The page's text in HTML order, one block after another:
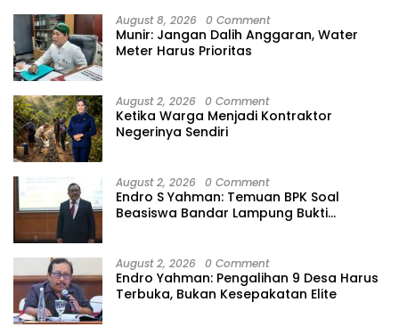
August 8, 2026 0 Comment
Munir: Jangan Dalih Anggaran, Water
Meter Harus Prioritas
August 2, 2026 0 Comment
Ketika Warga Menjadi Kontraktor
Negerinya Sendiri
August 2, 2026 0 Comment
Endro S Yahman: Temuan BPK Soal
Beasiswa Bandar Lampung Bukti
August 2, 2026 0 Comment
Endro Yahman: Pengalihan 9 Desa Harus
Terbuka, Bukan Kesepakatan Elite